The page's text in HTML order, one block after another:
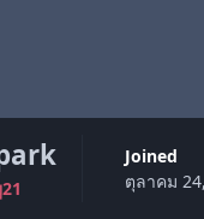
Joined
ตุลาคม